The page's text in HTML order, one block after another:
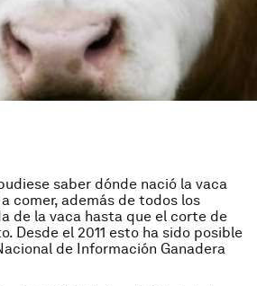
saber dónde nació la vaca
comer, además de todos los
de la vaca hasta que el corte de
Desde el 2011 esto ha sido posible
de Información Ganadera